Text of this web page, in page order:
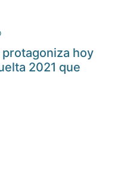
hoy
2021 que